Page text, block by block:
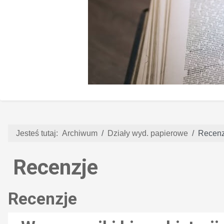
Jesteś tutaj: Archiwum Działy wyd. papierowe
Recenzje
Recenzje